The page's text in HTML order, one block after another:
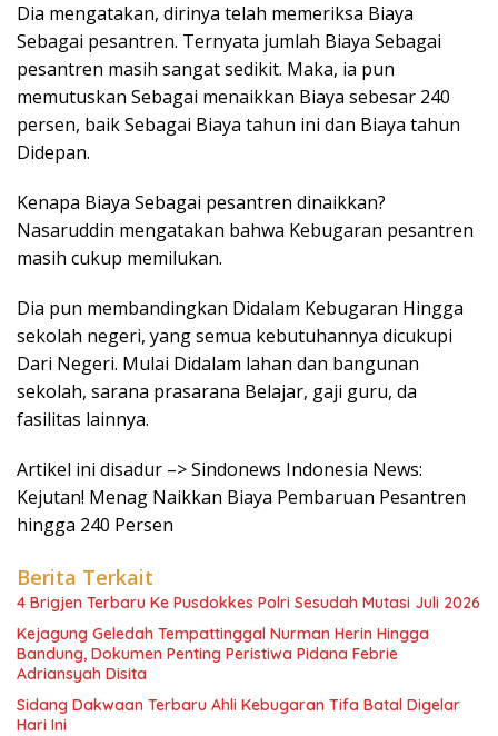
Dia mengatakan, dirinya telah memeriksa Biaya
Sebagai pesantren. Ternyata jumlah Biaya Sebagai
pesantren masih sangat sedikit. Maka, ia pun
memutuskan Sebagai menaikkan Biaya sebesar 240
persen, baik Sebagai Biaya tahun ini dan Biaya tahun
Didepan.
Kenapa Biaya Sebagai pesantren dinaikkan?
Nasaruddin mengatakan bahwa Kebugaran pesantren
masih cukup memilukan.
Dia pun membandingkan Didalam Kebugaran Hingga
sekolah negeri, yang semua kebutuhannya dicukupi
Dari Negeri. Mulai Didalam lahan dan bangunan
sekolah, sarana prasarana Belajar, gaji guru, da
fasilitas lainnya.
Artikel ini disadur –> Sindonews Indonesia News:
Kejutan! Menag Naikkan Biaya Pembaruan Pesantren
hingga 240 Persen
Berita Terkait
4 Brigjen Terbaru Ke Pusdokkes Polri Sesudah Mutasi Juli 2026
Kejagung Geledah Tempattinggal Nurman Herin Hingga
Bandung, Dokumen Penting Peristiwa Pidana Febrie
Adriansyah Disita
Sidang Dakwaan Terbaru Ahli Kebugaran Tifa Batal Digelar
Hari Ini